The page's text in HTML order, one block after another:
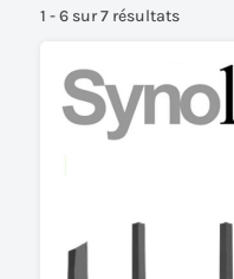
1 - 6 sur 7 résultats